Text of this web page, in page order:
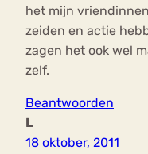
het mijn
zeiden en actie
zagen het ook wel
zelf.
Beantwoorden
L
18 oktober, 2011